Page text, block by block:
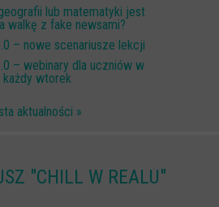
lub matematyki jest
walkę z fake newsami?
– nowe scenariusze lekcji
– webinary dla uczniów w
każdy wtorek
aktualności »
"CHILL W REALU"